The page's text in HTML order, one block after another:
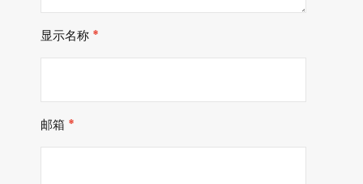
显示名称 *
邮箱 *